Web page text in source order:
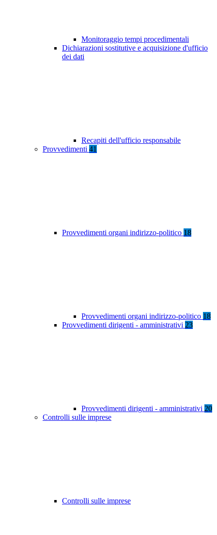
Monitoraggio tempi procedimentali
Dichiarazioni sostitutive e acquisizione d'ufficio
dei dati
Recapiti dell'ufficio responsabile
Provvedimenti 41
Provvedimenti organi indirizzo-politico 18
Provvedimenti organi indirizzo-politico 18
Provvedimenti dirigenti - amministrativi 23
Provvedimenti dirigenti - amministrativi 20
Controlli sulle imprese
Controlli sulle imprese